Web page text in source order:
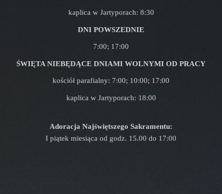
kaplica w Jartyporach: 8:30
DNI POWSZEDNIE
7:00; 17:00
ŚWIĘTA NIEBĘDĄCE DNIAMI WOLNYMI OD PRACY
kościół parafialny: 7:00; 10:00; 17:00
kaplica w Jartyporach: 18:00
Adoracja Najświętszego Sakramentu:
I piątek miesiąca od godz. 15.00 do 17:00